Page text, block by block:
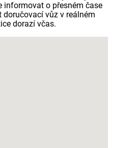
informovat o přesném čase
vůz v reálném
dorazí včas.